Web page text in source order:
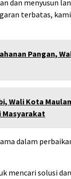
dan menyusun
terbatas,
Pangan,
Wali Kota
Masyarakat
dalam
mencari solusi